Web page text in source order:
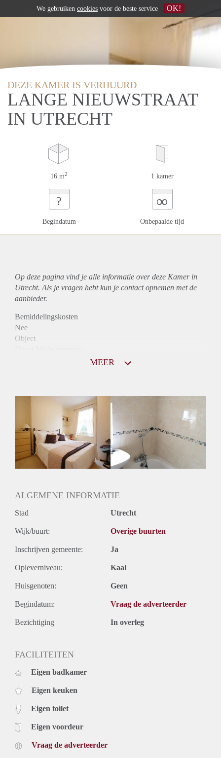
DEZE KAMER IS VERHUURD
LANGE NIEUWSTRAAT
IN UTRECHT
16 m2 1 kamer
?
Begindatum
∞
Onbepaalde tijd
Op deze pagina vind je alle informatie over deze Kamer in
Utrecht. Als je vragen hebt kun je contact opnemen met de
aanbieder.
Bemiddelingskosten
Nee
Object
Inkomen eis
N.V.T.
Huurtermijn
Onbepaalde termijn
Oplevering
MEER
ALGEMENE INFORMATIE
Stad Utrecht
Wijk/buurt: Overige buurten
Inschrijven gemeente: Ja
Opleverniveau: Kaal
Huisgenoten: Geen
Begindatum: Vraag de adverteerder
Bezichtiging In overleg
FACILITEITEN
Eigen badkamer
Eigen keuken
Eigen toilet
Eigen voordeur
Vraag de adverteerder
We gebruiken cookies voor de beste service OK!